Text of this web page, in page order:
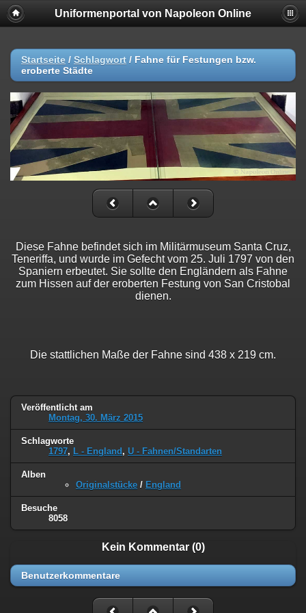
Uniformenportal von Napoleon Online
Startseite / Schlagwort / Fahne für Festungen bzw.
eroberte Städte
Diese Fahne befindet sich im Militärmuseum Santa Cruz,
Teneriffa, und wurde im Gefecht vom 25. Juli 1797 von den
Spaniern erbeutet. Sie sollte den Engländern als Fahne
zum Hissen auf der eroberten Festung von San Cristobal
dienen.
Die stattlichen Maße der Fahne sind 438 x 219 cm.
Veröffentlicht am
Montag, 30. März 2015
Schlagworte
1797, L - England , U - Fahnen/Standarten
Alben
Originalstücke / England
Besuche
8058
Kein Kommentar (0)
Benutzerkommentare